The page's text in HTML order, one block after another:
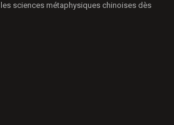
sciences métaphysiques chinoises dès